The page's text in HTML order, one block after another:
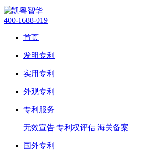
400-1688-019
首页
发明专利
实用专利
外观专利
专利服务
无效宣告 专利权评估 海关备案
国外专利